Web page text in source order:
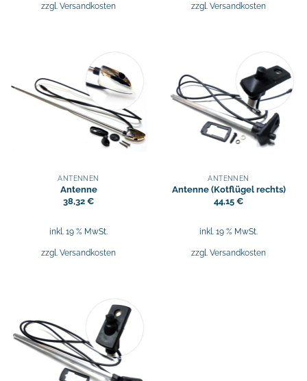
zzgl. Versandkosten zzgl. Versandkosten
ANTENNEN
Antenne
38,32 €
inkl. 19 % MwSt.
zzgl. Versandkosten
ANTENNEN
Antenne (Kotflügel rechts)
44,15 €
inkl. 19 % MwSt.
zzgl. Versandkosten